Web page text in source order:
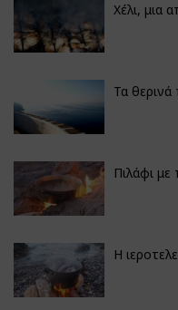
Χέλι, μια
Τα θερινά
Πιλάφι με
Η